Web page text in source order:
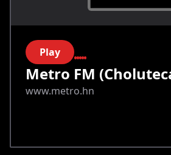
Play
Metro FM
www.metro.hn